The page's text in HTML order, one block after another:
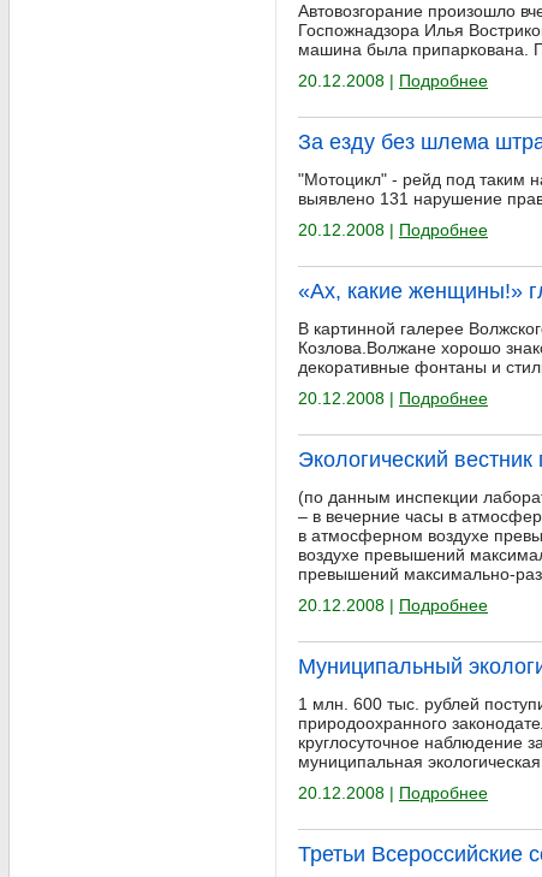
Автовозгорание произошло
Госпожнадзора Илья
машина была припаркована.
20.12.2008 | Подробнее
За езду без шлема
"Мотоцикл" - рейд под таким
выявлено 131 нарушение
20.12.2008 | Подробнее
«Ах, какие женщины!»
В картинной галерее
Козлова.Волжане хорошо
декоративные фонтаны и
20.12.2008 | Подробнее
Экологический вестник
(по данным инспекции
– в вечерние часы в
в атмосферном воздухе
воздухе превышений
превышений максимально-
20.12.2008 | Подробнее
Муниципальный
1 млн. 600 тыс. рублей
природоохранного
круглосуточное наблюдение
муниципальная
20.12.2008 | Подробнее
Третьи Всероссийские